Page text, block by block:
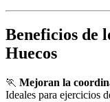
Beneficios de
Huecos
🏃 Mejoran la
Ideales para ejercicios